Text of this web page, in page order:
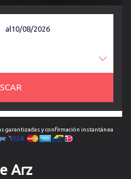
al
garantizadas y confirmación instantánea
Arz